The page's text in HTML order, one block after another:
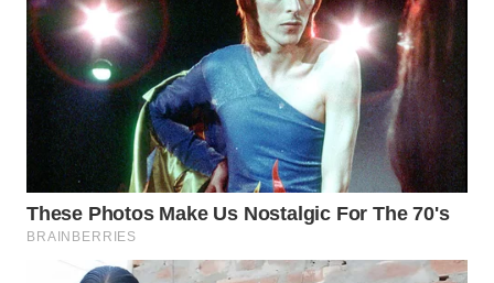
WN
TAPANULI
TENGAH
WN DELI
SERDANG
WN
TEBING
TINGGI